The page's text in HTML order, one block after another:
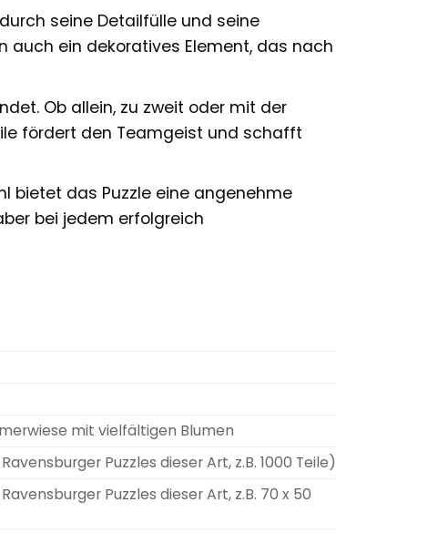
seine Detailfülle und seine
auch ein dekoratives Element, das nach
Ob allein, zu zweit oder mit der
fördert den Teamgeist und schafft
bietet das Puzzle eine angenehme
bei jedem erfolgreich
mit vielfältigen Blumen
Puzzles dieser Art, z.B. 1000 Teile)
Puzzles dieser Art, z.B. 70 x 50